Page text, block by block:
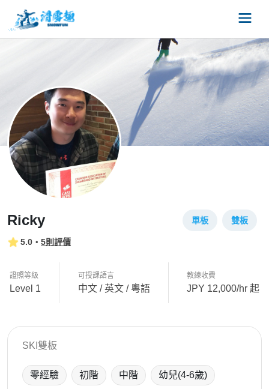
Ricky 單板 雙板
5.0 ・ 5則評價
證照等級
Level 1
可授課語言
中文 / 英文 / 粵語
教練收費
JPY 12,000/hr 起
SKI雙板
零經驗 初階 中階 幼兒(4-6歲)